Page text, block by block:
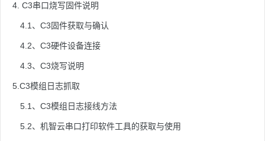
4. C3串口烧写固件说明
4.1、C3固件获取与确认
4.2、C3硬件设备连接
4.3、C3烧写说明
5.C3模组日志抓取
5.1、C3模组日志接线方法
5.2、机智云串口打印软件工具的获取与使用